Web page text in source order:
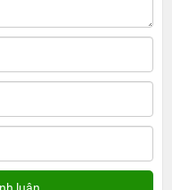
trí thì máy tính bảng
biệt, với sản phẩm
những trải nghiệm cực
lượng pin cực lớn và
qua bài viết dưới đây